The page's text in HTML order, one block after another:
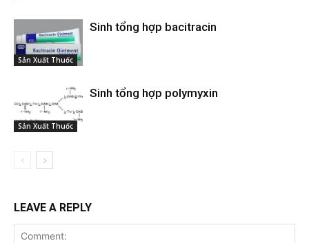
Sản Xuất Thuốc
Sinh tổng hợp bacitracin
Sản Xuất Thuốc
Sinh tổng hợp polymyxin
LEAVE A REPLY